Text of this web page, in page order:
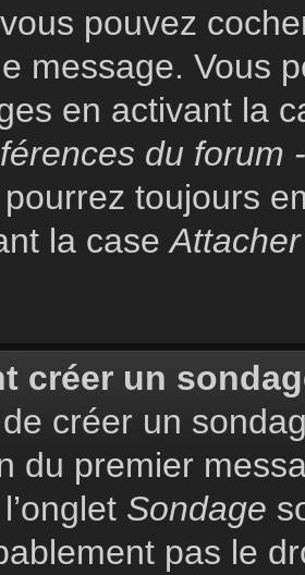
pouvez
message. Vous
en activant la
du forum
toujours
la case
créer un
créer un
du premier
Sondage
pas le